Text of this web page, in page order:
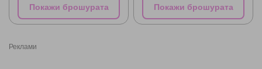
Покажи брошурата Покажи брошурата
Реклами